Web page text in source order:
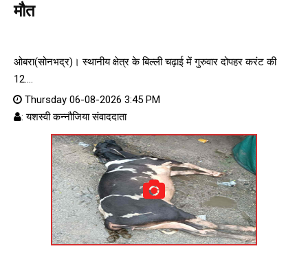
मौत
ओबरा(सोनभद्र)। स्थानीय क्षेत्र के बिल्ली चढ़ाई में गुरुवार दोपहर करंट की
12....
Thursday 06-08-2026 3:45 PM
: यशस्वी कन्नौजिया संवाददाता